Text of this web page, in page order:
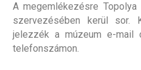
A megemlékezésre
szervezésében kerül sor.
jelezzék a múzeum e-mail
telefonszámon.